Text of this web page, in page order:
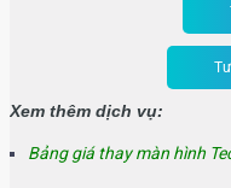
Xem thêm dịch vụ:
Bảng giá thay màn hình